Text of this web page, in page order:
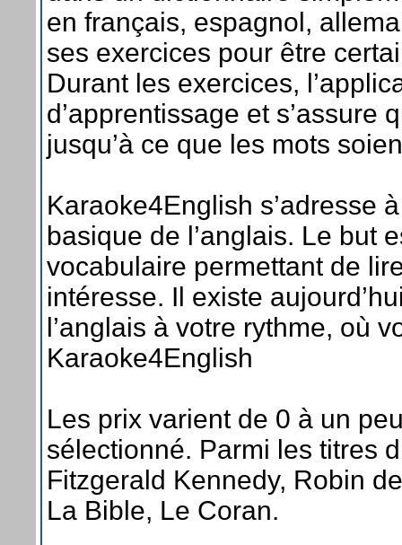
en français, espagnol,
ses exercices pour être
Durant les exercices,
d’apprentissage et s’assure
jusqu’à ce que les mots
Karaoke4English s’adresse
basique de l’anglais. Le but
vocabulaire permettant de
intéresse. Il existe
l’anglais à votre rythme, où
Karaoke4English
Les prix varient de 0 à un
sélectionné. Parmi les titres
Fitzgerald Kennedy, Robin
La Bible, Le Coran.